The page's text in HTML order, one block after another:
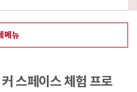
메뉴
스페이스 체험 프로